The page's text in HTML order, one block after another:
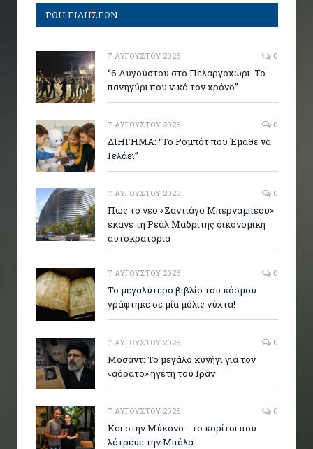
ΡΟΗ ΕΙΔΗΣΕΩΝ
7 ΑΥΓΟΎΣΤΟΥ 2026 0
“6 Αυγούστου στο Πελαργοχώρι. Το
πανηγύρι που νικά τον χρόνο”
7 ΑΥΓΟΎΣΤΟΥ 2026 0
ΔΙΗΓΗΜΑ: “Το Ρομπότ που Έμαθε να
Γελάει”
7 ΑΥΓΟΎΣΤΟΥ 2026 0
Πώς το νέο «Σαντιάγο Μπερναμπέου»
έκανε τη Ρεάλ Μαδρίτης οικονομική
αυτοκρατορία
7 ΑΥΓΟΎΣΤΟΥ 2026 0
Το μεγαλύτερο βιβλίο του κόσμου
γράφτηκε σε μία μόλις νύχτα!
7 ΑΥΓΟΎΣΤΟΥ 2026 0
Μοσάντ: Το μεγάλο κυνήγι για τον
«αόρατο» ηγέτη του Ιράν
7 ΑΥΓΟΎΣΤΟΥ 2026 0
Και στην Μύκονο .. το κορίτσι που
λάτρευε την Μπάλα